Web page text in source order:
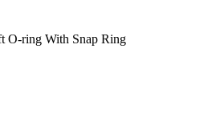
O-ring With Snap Ring